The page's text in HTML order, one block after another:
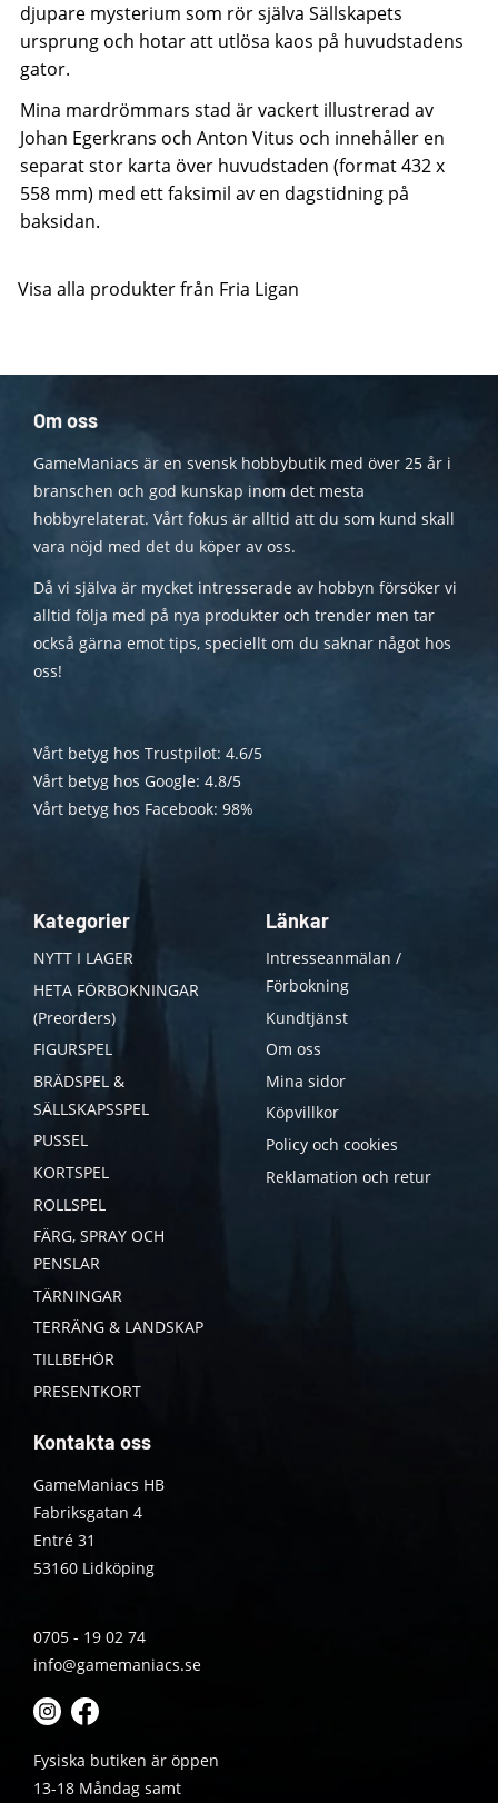
djupare mysterium som rör själva Sällskapets
ursprung och hotar att utlösa kaos på huvudstadens
gator.
Mina mardrömmars stad är vackert illustrerad av
Johan Egerkrans och Anton Vitus och innehåller en
separat stor karta över huvudstaden (format 432 x
558 mm) med ett faksimil av en dagstidning på
baksidan.
Visa alla produkter från Fria Ligan
Om oss
GameManiacs är en svensk hobbybutik med över 25 år i
branschen och god kunskap inom det mesta
hobbyrelaterat. Vårt fokus är alltid att du som kund skall
vara nöjd med det du köper av oss.
Då vi själva är mycket intresserade av hobbyn försöker vi
alltid följa med på nya produkter och trender men tar
också gärna emot tips, speciellt om du saknar något hos
oss!
Vårt betyg hos Trustpilot: 4.6/5
Vårt betyg hos Google: 4.8/5
Vårt betyg hos Facebook: 98%
Kategorier
NYTT I LAGER
HETA FÖRBOKNINGAR
(Preorders)
FIGURSPEL
BRÄDSPEL &
SÄLLSKAPSSPEL
PUSSEL
KORTSPEL
ROLLSPEL
FÄRG, SPRAY OCH
PENSLAR
TÄRNINGAR
TERRÄNG & LANDSKAP
TILLBEHÖR
PRESENTKORT
Länkar
Intresseanmälan /
Förbokning
Kundtjänst
Om oss
Mina sidor
Köpvillkor
Policy och cookies
Reklamation och retur
Kontakta oss
GameManiacs HB
Fabriksgatan 4
Entré 31
53160 Lidköping
0705 - 19 02 74
info@gamemaniacs.se
Fysiska butiken är öppen
13-18 Måndag samt